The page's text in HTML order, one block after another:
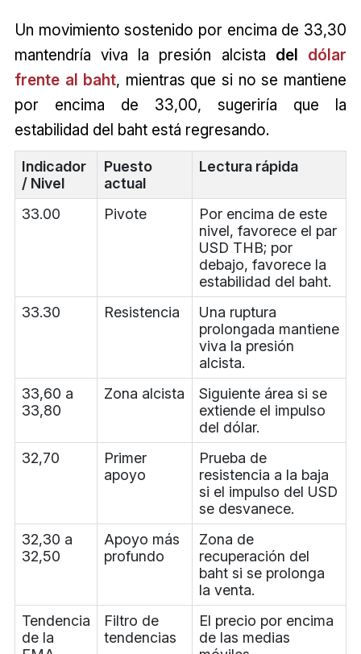
Un movimiento sostenido por encima de 33,30
mantendría viva la presión alcista del dólar
frente al baht, mientras que si no se mantiene
por encima de 33,00, sugeriría que la
estabilidad del baht está regresando.
Indicador
/ Nivel
Puesto
actual
Lectura rápida
33.00 Pivote
Por encima de este
nivel, favorece el par
USD THB; por
debajo, favorece la
estabilidad del baht.
33.30
Resistencia
Una ruptura
prolongada mantiene
viva la presión
alcista.
33,60 a
33,80
Zona alcista
Siguiente área si se
extiende el impulso
del dólar.
32,70
Primer
apoyo
Prueba de
resistencia a la baja
si el impulso del USD
se desvanece.
32,30 a
32,50
Apoyo más
profundo
Zona de
recuperación del
baht si se prolonga
la venta.
Tendencia
de la
Filtro de
tendencias
El precio por encima
de las medias